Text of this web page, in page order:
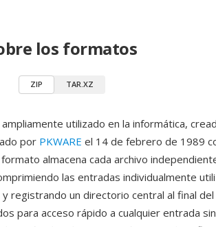
los formatos
ZIP TAR.XZ
utilizado en la informática,
por PKWARE el 14 de febrero de 1989
almacena cada archivo
las entradas individualmente
registrando un directorio central al final del
para acceso rápido a cualquier entrada